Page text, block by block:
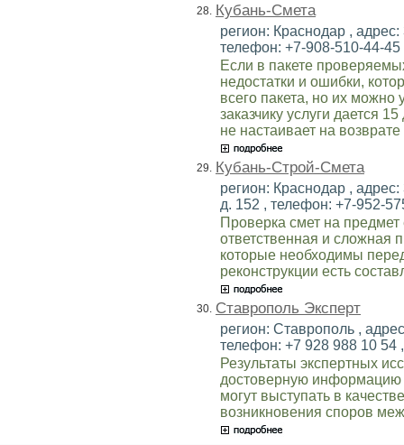
28. Кубань-Смета
регион: Краснодар ,
телефон: +7-908-510-44-
Если в пакете
недостатки и ошибки,
всего пакета, но их можно
заказчику услуги дается
не настаивает на
29. Кубань-Строй-Смета
регион: Краснодар ,
д. 152 , телефон: +7-952-
Проверка смет на предмет
ответственная и
которые необходимы
реконструкции есть
30. Ставрополь Эксперт
регион: Ставрополь ,
телефон: +7 928 988 10 54
Результаты экспертных
достоверную информацию
могут выступать в
возникновения споров